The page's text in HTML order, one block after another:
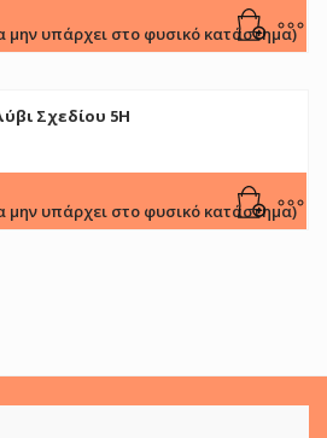
μην υπάρχει στο φυσικό κατάστημα)
Σχεδίου 5H
μην υπάρχει στο φυσικό κατάστημα)